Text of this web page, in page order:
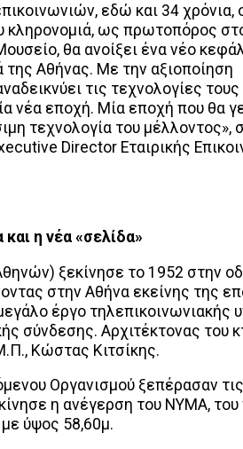
εδώ και 34 χρόνια,
κληρονομιά, ως πρωτοπόρος
θα ανοίξει ένα νέο
Αθήνας. Με την αξιοποίηση
τις τεχνολογίες
νέα εποχή. Μία εποχή που θα
τεχνολογία του μέλλοντος»,
Director Εταιρικής
η νέα «σελίδα»
ξεκίνησε το 1952 στην
στην Αθήνα εκείνης της
έργο τηλεπικοινωνιακής
σύνδεσης. Αρχιτέκτονας του
Κώστας Κιτσίκης.
Οργανισμού ξεπέρασαν τις
η ανέγερση του ΝΥΜΑ, του
ύψος 58,60μ.